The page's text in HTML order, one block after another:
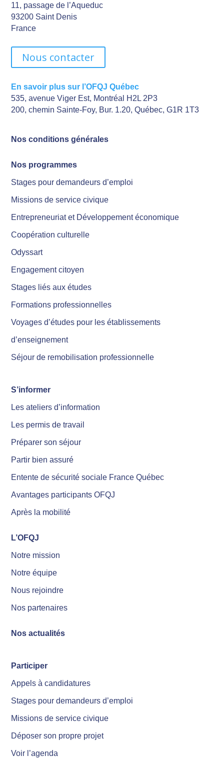
11, passage de l’Aqueduc
93200 Saint Denis
France
Nous contacter
En savoir plus sur l’OFQJ Québec
535, avenue Viger Est, Montréal H2L 2P3
200, chemin Sainte-Foy, Bur. 1.20, Québec, G1R 1T3
Nos conditions générales
Nos programmes
Stages pour demandeurs d’emploi
Missions de service civique
Entrepreneuriat et Développement économique
Coopération culturelle
Odyssart
Engagement citoyen
Stages liés aux études
Formations professionnelles
Voyages d’études pour les établissements
d’enseignement
Séjour de remobilisation professionnelle
S’informer
Les ateliers d’information
Les permis de travail
Préparer son séjour
Partir bien assuré
Entente de sécurité sociale France Québec
Avantages participants OFQJ
Après la mobilité
L’OFQJ
Notre mission
Notre équipe
Nous rejoindre
Nos partenaires
Nos actualités
Participer
Appels à candidatures
Stages pour demandeurs d’emploi
Missions de service civique
Déposer son propre projet
Voir l’agenda